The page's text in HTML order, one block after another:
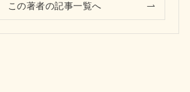
この著者の記事一覧へ